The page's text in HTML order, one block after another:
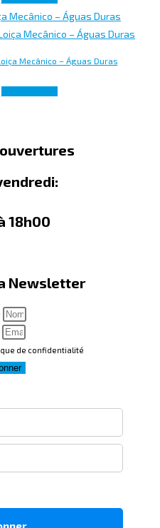
Mecânico – Águas Duras
18h00
Newsletter
de confidentialité